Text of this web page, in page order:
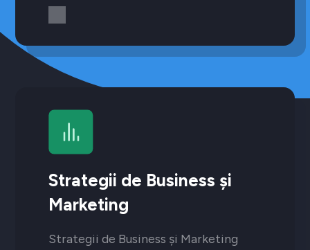
Strategii de Business și
Marketing
Strategii de Business și Marketing